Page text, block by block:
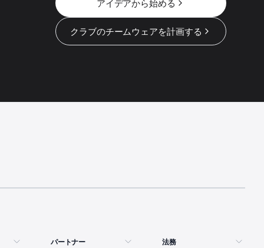
アイデアから始める
クラブのチームウェアを計画する
パートナー 法務